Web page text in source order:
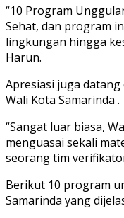
“10 Program
Sehat, dan program
lingkungan hingga
Harun.
Apresiasi juga
Wali Kota Samarinda .
“Sangat luar biasa,
menguasai sekali
seorang tim
Berikut 10 program
Samarinda yang